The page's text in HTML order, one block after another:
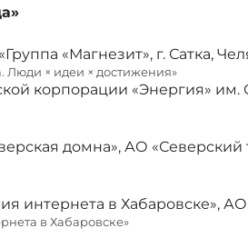
«Магнезит», г. Сатка,
Люди × идеи × достижения»
корпорации «Энергия» им.
домна», АО
интернета в Хабаровске»,
в Хабаровске»